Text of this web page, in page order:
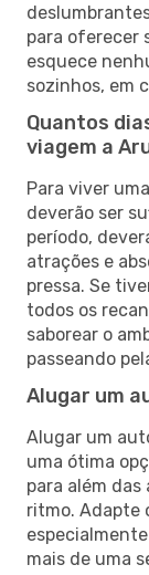
para oferecer
esquece
sozinhos, em
Quantos
viagem a
Para viver
deverão ser
período,
atrações e
pressa. Se
todos os
saborear o
passeando
Alugar um
Alugar um
uma ótima
para além
ritmo. Adapte
mais de uma